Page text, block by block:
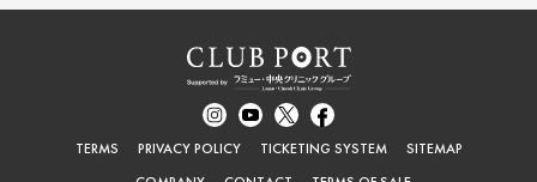
TERMS PRIVACY POLICY TICKETING SYSTEM
SITEMAP